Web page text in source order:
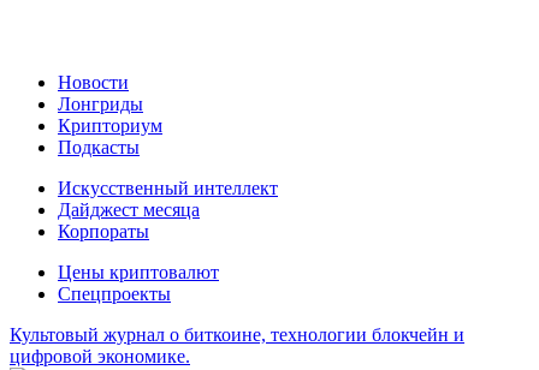
Новости
Лонгриды
Крипториум
Подкасты
Искусственный интеллект
Дайджест месяца
Корпораты
Цены криптовалют
Спецпроекты
Культовый журнал о биткоине, технологии блокчейн и
цифровой экономике.